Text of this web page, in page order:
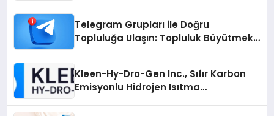
Telegram Grupları ile Doğru
Topluluğa Ulaşın: Topluluk Büyütmek
Kleen-Hy-Dro-Gen Inc., Sıfır Karbon
Emisyonlu Hidrojen Isıtma